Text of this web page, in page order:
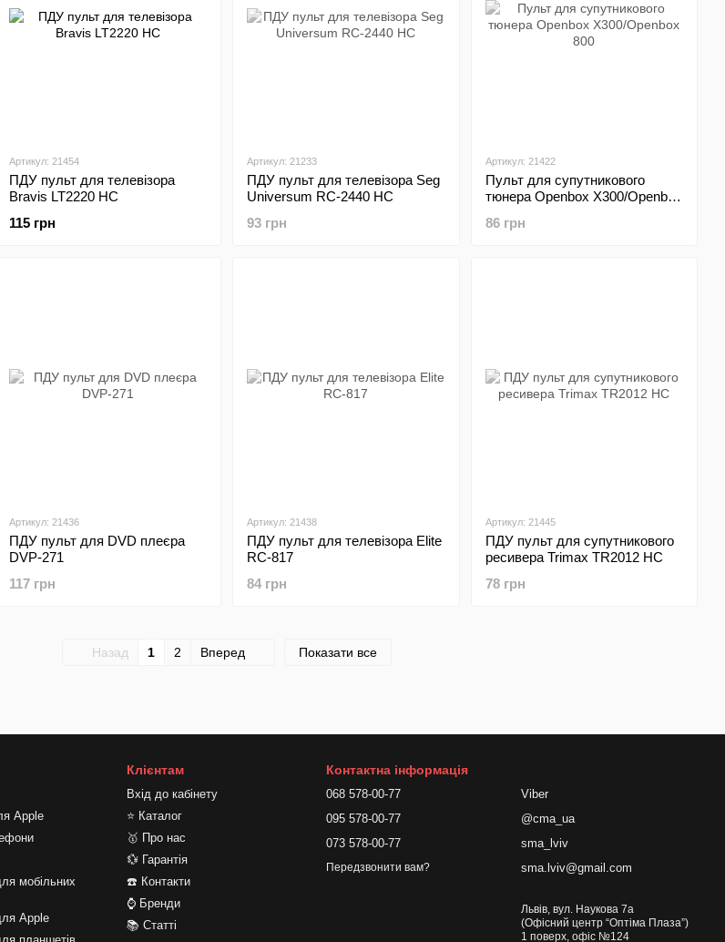
Артикул: 21454
ПДУ пульт для телевізора
Bravis LT2220 HC
115 грн
Артикул: 21233
ПДУ пульт для телевізора Seg
Universum RC-2440 HC
93 грн
Артикул: 21422
Пульт для супутникового
тюнера Openbox X300/Openbox
86 грн
Артикул: 21436
ПДУ пульт для DVD плеєра
DVP-271
117 грн
Артикул: 21438
ПДУ пульт для телевізора Elite
RC-817
84 грн
Артикул: 21445
ПДУ пульт для супутникового
ресивера Trimax TR2012 HC
78 грн
Назад 1 2 Вперед Показати все
Apple
мобільних
Apple
Клієнтам
Вхід до кабінету
⭐ Каталог
🥇 Про нас
💱 Гарантія
☎️ Контакти
⌚ Бренди
📚 Статті
Контактна інформація
068 578-00-77
095 578-00-77
073 578-00-77
Передзвонити вам?
Viber
@cma_ua
sma_lviv
sma.lviv@gmail.com
Львів, вул. Наукова 7а
(Офісний центр “Оптіма Плаза”)
1 поверх, офіс №124